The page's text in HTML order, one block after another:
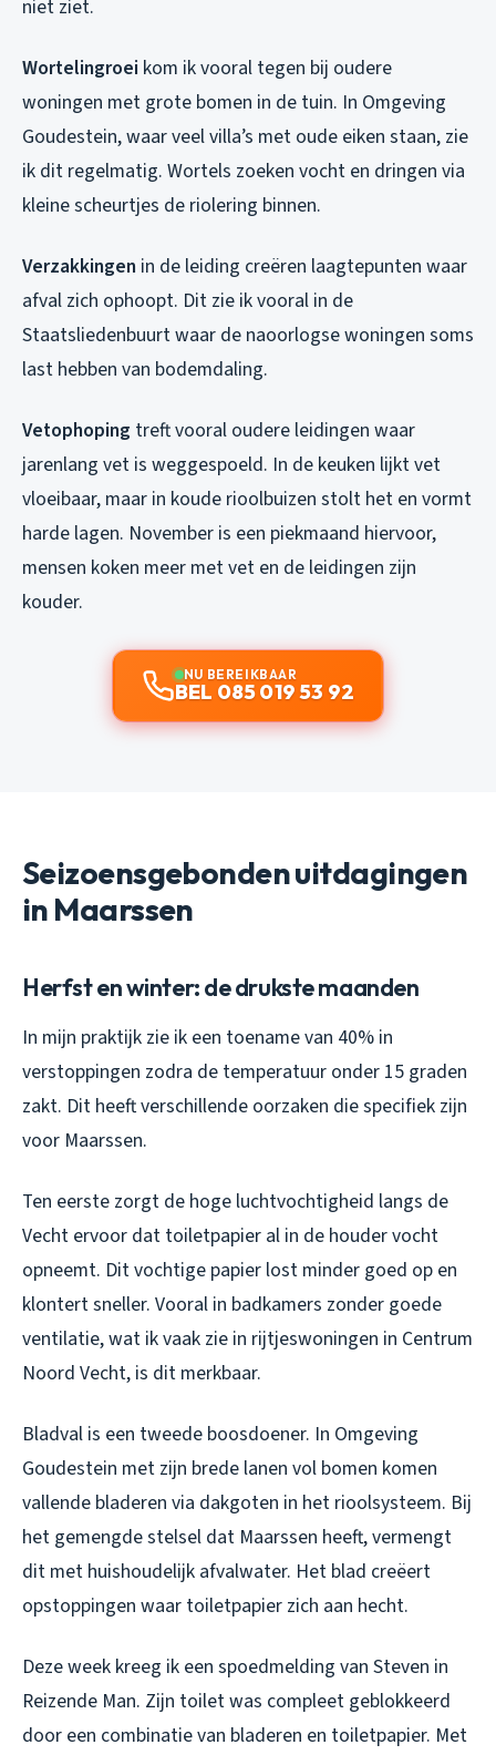
niet ziet.
Wortelingroei kom ik vooral tegen bij oudere
woningen met grote bomen in de tuin. In Omgeving
Goudestein, waar veel villa’s met oude eiken staan, zie
ik dit regelmatig. Wortels zoeken vocht en dringen via
kleine scheurtjes de riolering binnen.
Verzakkingen in de leiding creëren laagtepunten waar
afval zich ophoopt. Dit zie ik vooral in de
Staatsliedenbuurt waar de naoorlogse woningen soms
last hebben van bodemdaling.
Vetophoping treft vooral oudere leidingen waar
jarenlang vet is weggespoeld. In de keuken lijkt vet
vloeibaar, maar in koude rioolbuizen stolt het en vormt
harde lagen. November is een piekmaand hiervoor,
mensen koken meer met vet en de leidingen zijn
kouder.
NU BEREIKBAAR
BEL 085 019 53 92
Seizoensgebonden uitdagingen
in Maarssen
Herfst en winter: de drukste maanden
In mijn praktijk zie ik een toename van 40% in
verstoppingen zodra de temperatuur onder 15 graden
zakt. Dit heeft verschillende oorzaken die specifiek zijn
voor Maarssen.
Ten eerste zorgt de hoge luchtvochtigheid langs de
Vecht ervoor dat toiletpapier al in de houder vocht
opneemt. Dit vochtige papier lost minder goed op en
klontert sneller. Vooral in badkamers zonder goede
ventilatie, wat ik vaak zie in rijtjeswoningen in Centrum
Noord Vecht, is dit merkbaar.
Bladval is een tweede boosdoener. In Omgeving
Goudestein met zijn brede lanen vol bomen komen
vallende bladeren via dakgoten in het rioolsysteem. Bij
het gemengde stelsel dat Maarssen heeft, vermengt
dit met huishoudelijk afvalwater. Het blad creëert
opstoppingen waar toiletpapier zich aan hecht.
Deze week kreeg ik een spoedmelding van Steven in
Reizende Man. Zijn toilet was compleet geblokkeerd
door een combinatie van bladeren en toiletpapier. Met